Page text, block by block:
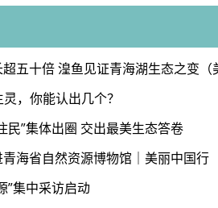
五十倍 湟鱼见证青海湖生态之变（
，你能认出几个？
民”集体出圈 交出最美生态答卷
海省自然资源博物馆｜美丽中国行
”集中采访启动